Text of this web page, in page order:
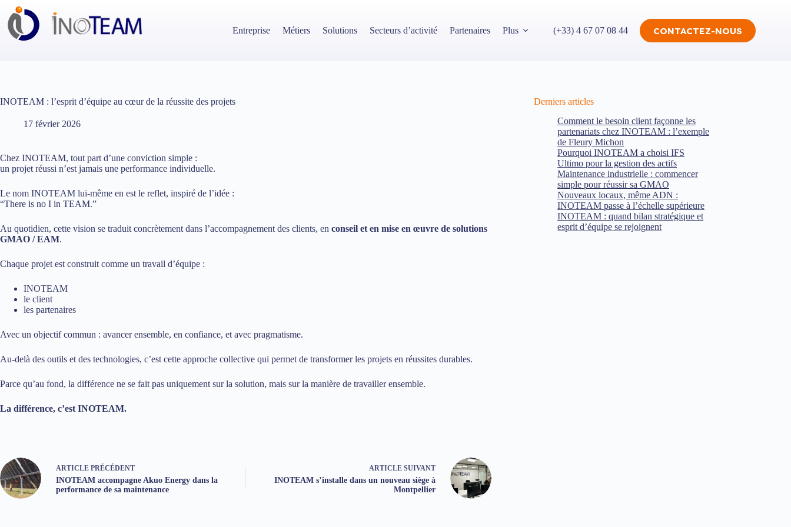
Passer
contenu
Entreprise Métiers Solutions Secteurs d’activité Partenaires Plus (+33) 4 67 07 08 44 CONTACTEZ-NOUS
INOTEAM : l’esprit d’équipe au cœur de la réussite des projets
17 février 2026
Chez INOTEAM, tout part d’une conviction simple :
un projet réussi n’est jamais une performance individuelle.
Le nom INOTEAM lui-même en est le reflet, inspiré de l’idée :
“There is no I in TEAM.”
Au quotidien, cette vision se traduit concrètement dans l’accompagnement des clients, en conseil et en mise en œuvre de solutions
GMAO / EAM.
Chaque projet est construit comme un travail d’équipe :
INOTEAM
le client
les partenaires
Avec un objectif commun : avancer ensemble, en confiance, et avec pragmatisme.
Au-delà des outils et des technologies, c’est cette approche collective qui permet de transformer les projets en réussites durables.
Parce qu’au fond, la différence ne se fait pas uniquement sur la solution, mais sur la manière de travailler ensemble.
La différence, c’est INOTEAM.
ARTICLE PRÉCÉDENT
INOTEAM accompagne Akuo Energy dans la
performance de sa maintenance
ARTICLESUIVANT
INOTEAM s’installe dans un nouveau siège à
Montpellier
Derniers articles
Comment le besoin client façonne les
partenariats chez INOTEAM : l’exemple
de Fleury Michon
Pourquoi INOTEAM a choisi IFS
Ultimo pour la gestion des actifs
Maintenance industrielle : commencer
simple pour réussir sa GMAO
Nouveaux locaux, même ADN :
INOTEAM passe à l’échelle supérieure
INOTEAM : quand bilan stratégique et
esprit d’équipe se rejoignent